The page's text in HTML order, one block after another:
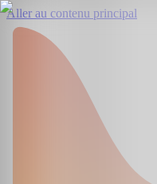
Aller au contenu principal